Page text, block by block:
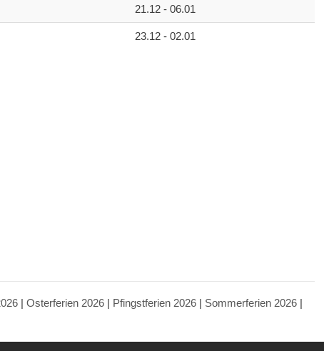
21.12 - 06.01
23.12 - 02.01
| Osterferien 2026 | Pfingstferien 2026 | Sommerferien 2026 |